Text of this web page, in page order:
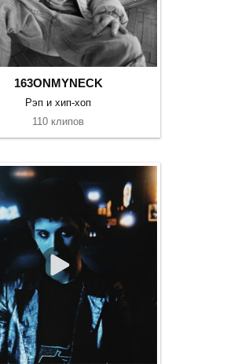
163ONMYNECK
Рэп и хип-хоп
110 клипов